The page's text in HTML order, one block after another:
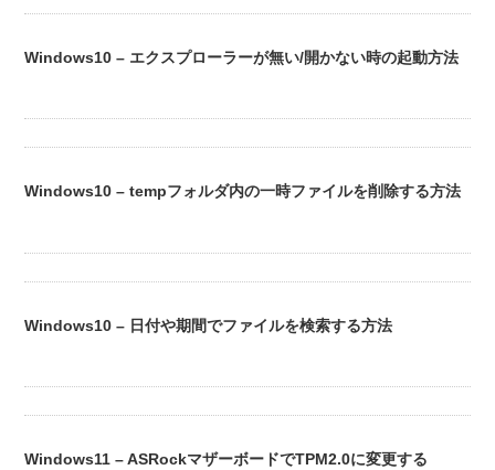
Windows10 – エクスプローラーが無い/開かない時の起動方法
Windows10 – tempフォルダ内の一時ファイルを削除する方法
Windows10 – 日付や期間でファイルを検索する方法
Windows11 – ASRockマザーボードでTPM2.0に変更する